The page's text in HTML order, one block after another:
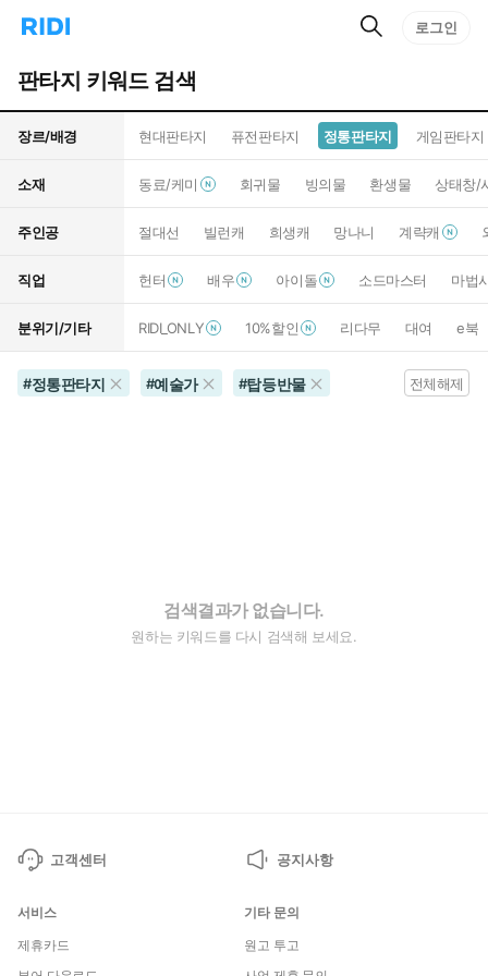
리
으
로
이
동
턴
트
검
색
검
로그인
판타지 키워드 검색
장르/배경 현대판타지 퓨전판타지 정통판타지 게임판타지
소재 동료/케미 회귀물 빙의물 환생물 상태창/
주인공 절대선 빌런캐 희생캐 망나니 계략캐
직업 헌터 배우 아이돌 소드마스터 마법
분위기/기타 RIDI_ONLY 10%할인 리다무 대여 e북
#정통판타지 #예술가 #탑등반물 전체해제
검색결과가 없습니다.
원하는 키워드를 다시 검색해 보세요.
고객센터 공지사항
서비스
제휴카드
기타 문의
원고 투고